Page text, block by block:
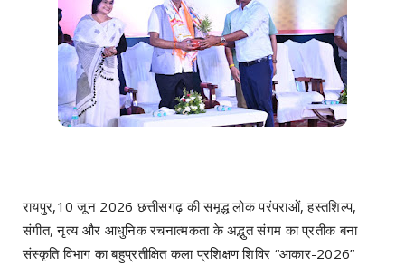
रायपुर,10 जून 2026 छत्तीसगढ़ की समृद्ध लोक परंपराओं, हस्तशिल्प,
संगीत, नृत्य और आधुनिक रचनात्मकता के अद्भुत संगम का प्रतीक बना
संस्कृति विभाग का बहुप्रतीक्षित कला प्रशिक्षण शिविर “आकार-2026”